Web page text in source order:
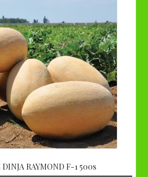
DINJA RAYMOND F-1 500s